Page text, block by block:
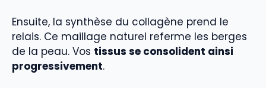
Ensuite, la synthèse du collagène prend le
relais. Ce maillage naturel referme les berges
de la peau. Vos tissus se consolident ainsi
progressivement.